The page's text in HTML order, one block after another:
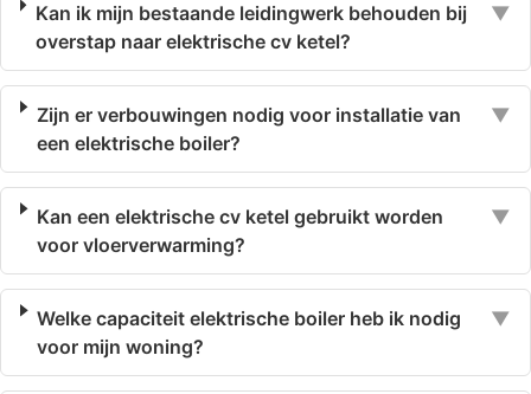
Kan ik mijn bestaande leidingwerk behouden bij
overstap naar elektrische cv ketel?
▼
Zijn er verbouwingen nodig voor installatie van
een elektrische boiler?
▼
Kan een elektrische cv ketel gebruikt worden
voor vloerverwarming?
▼
Welke capaciteit elektrische boiler heb ik nodig
voor mijn woning?
▼